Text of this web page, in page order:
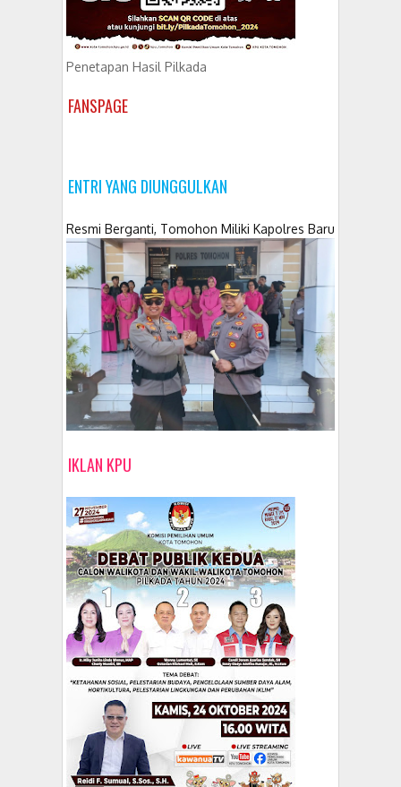
Penetapan Hasil Pilkada
FANSPAGE
ENTRI YANG DIUNGGULKAN
Resmi Berganti, Tomohon Miliki Kapolres Baru
IKLAN KPU